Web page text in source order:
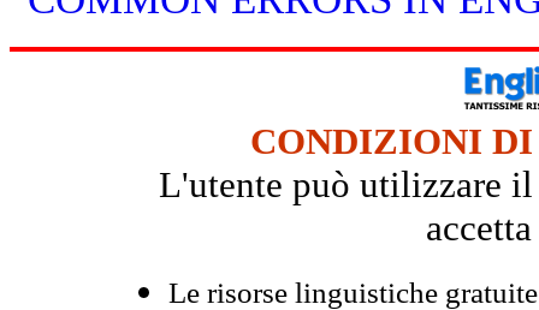
CONDIZIONI DI
L'utente può utilizzare il
Le risorse linguistiche